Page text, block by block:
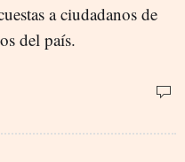
a ciudadanos de
del país.